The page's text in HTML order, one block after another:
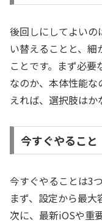
後回しにしてよいの
い替えることと、
ことです。まず必
なのか、本体性能な
えれば、選択肢はか
今すぐやること
今すぐやることは3つ
まず、設定から最大
次に、最新iOSや重